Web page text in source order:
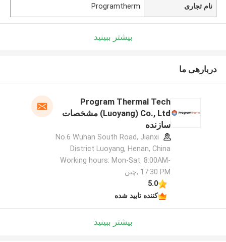
نام تجاری Programtherm
بیشتر ببینید
دربارهی ما
Program Thermal Tech
(Luoyang) Co., Ltd مشخصات
سازنده
No.6 Wuhan South Road, Jianxi
District Luoyang, Henan, China
Working hours: Mon-Sat: 8:00AM-
17:30 PM ,چین
5.0
کننده تایید شده
بیشتر ببینید